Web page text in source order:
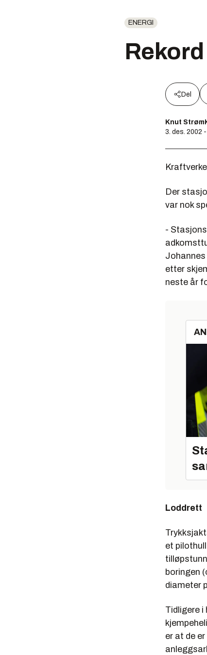
ENERGI
Del
Knut
3. des. 2002
Der
var nok
-
etter
neste år
Loddrett
et
boringen
diameter
Tidligere
er at de